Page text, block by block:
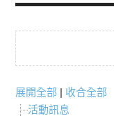
展開全部 | 收合全部
活動訊息